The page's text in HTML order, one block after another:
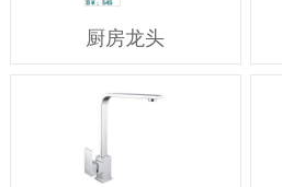
厨房龙头